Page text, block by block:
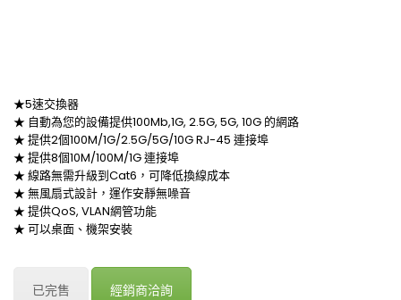
★5速交換器
★ 自動為您的設備提供100Mb,1G, 2.5G, 5G, 10G 的網路
★ 提供2個100M/1G/2.5G/5G/10G RJ-45 連接埠
★ 提供8個10M/100M/1G 連接埠
★ 線路無需升級到Cat6，可降低換線成本
★ 無風扇式設計，運作安靜無噪音
★ 提供QoS, VLAN網管功能
★ 可以桌面、機架安裝
已完售 經銷商洽詢